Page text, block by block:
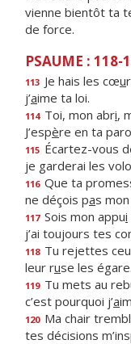
vienne bientôt ta
de force.
PSAUME : 118-
113 Je hais les cœu
j’aime ta loi.
114 Toi, mon abri,
J’espère en ta
115 Écartez-vous
je garderai les
116 Que ta
ne déçois pas
117 Sois mon appui
j’ai toujours tes
118 Tu rejettes
leur ruse les égare.
119 Tu mets au
c’est pourquoi j’a
120 Ma chair
tes décisions